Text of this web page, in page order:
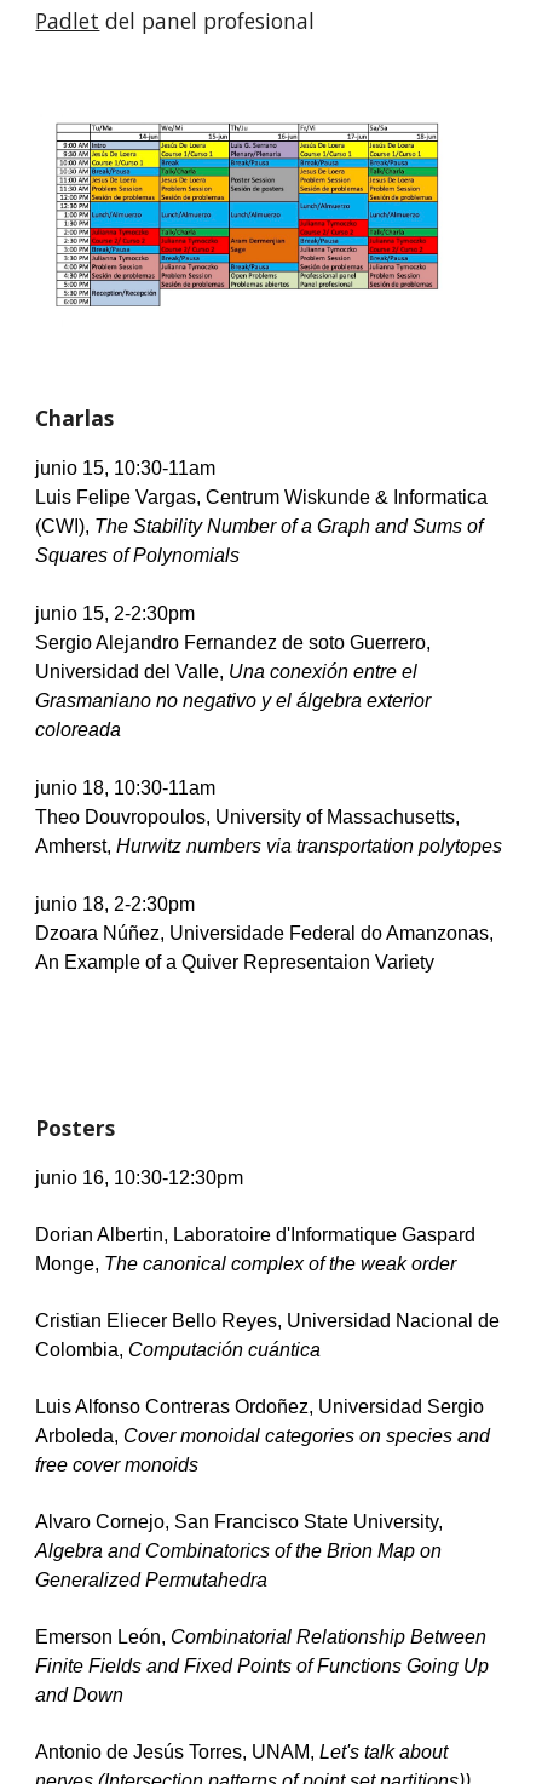
Padlet del panel profesional
Charlas
junio 15, 10:30-11am
Luis Felipe Vargas, Centrum Wiskunde & Informatica
(CWI), The Stability Number of a Graph and Sums of
Squares of Polynomials
junio 15, 2-2:30pm
Sergio Alejandro Fernandez de soto Guerrero,
Universidad del Valle, Una conexión entre el
Grasmaniano no negativo y el álgebra exterior
coloreada
junio 18, 10:30-11am
Theo Douvropoulos, University of Massachusetts,
Amherst, Hurwitz numbers via transportation polytopes
junio 18, 2-2:30pm
Dzoara Núñez, Universidade Federal do Amanzonas,
An Example of a Quiver Representaion Variety
Posters
junio 16, 10:30-12:30pm
Dorian Albertin, Laboratoire d'Informatique Gaspard
Monge, The canonical complex of the weak order
Cristian Eliecer Bello Reyes, Universidad Nacional de
Colombia, Computación cuántica
Luis Alfonso Contreras Ordoñez, Universidad Sergio
Arboleda, Cover monoidal categories on species and
free cover monoids
Algebra and Combinatorics of the Brion Map on
Generalized Permutahedra
Emerson León, Combinatorial Relationship Between
Finite Fields and Fixed Points of Functions Going Up
and Down
Antonio de Jesús Torres, UNAM, Let's talk about